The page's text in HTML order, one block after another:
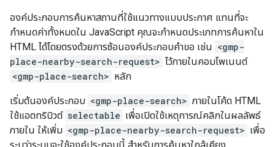
องค์ประกอบการค้นหาสถานที่ใช้แนวทางแบบประกาศ แทนที่จะ
กำหนดค่าทั้งหมดใน JavaScript คุณจะกำหนดประเภทการค้นหาใน
HTML ได้โดยตรงด้วยการซ้อนองค์ประกอบคำขอ เช่น <gmp-
place-nearby-search-request> ไว้ภายในคอมโพเนนต์
<gmp-place-search> หลัก
เริ่มต้นองค์ประกอบ <gmp-place-search> ภายในโค้ด HTML
ใช้แอตทริบิวต์ selectable เพื่อเปิดใช้เหตุการณ์คลิกในผลลัพธ์
ภายใน ให้เพิ่ม <gmp-place-nearby-search-request> เพื่อ